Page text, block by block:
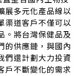
展多元化產品線以
渠道客戶不僅可以
。將台灣保健品及
的供應鏈，與國內
們還計劃大力投資
戶不斷變化的需求